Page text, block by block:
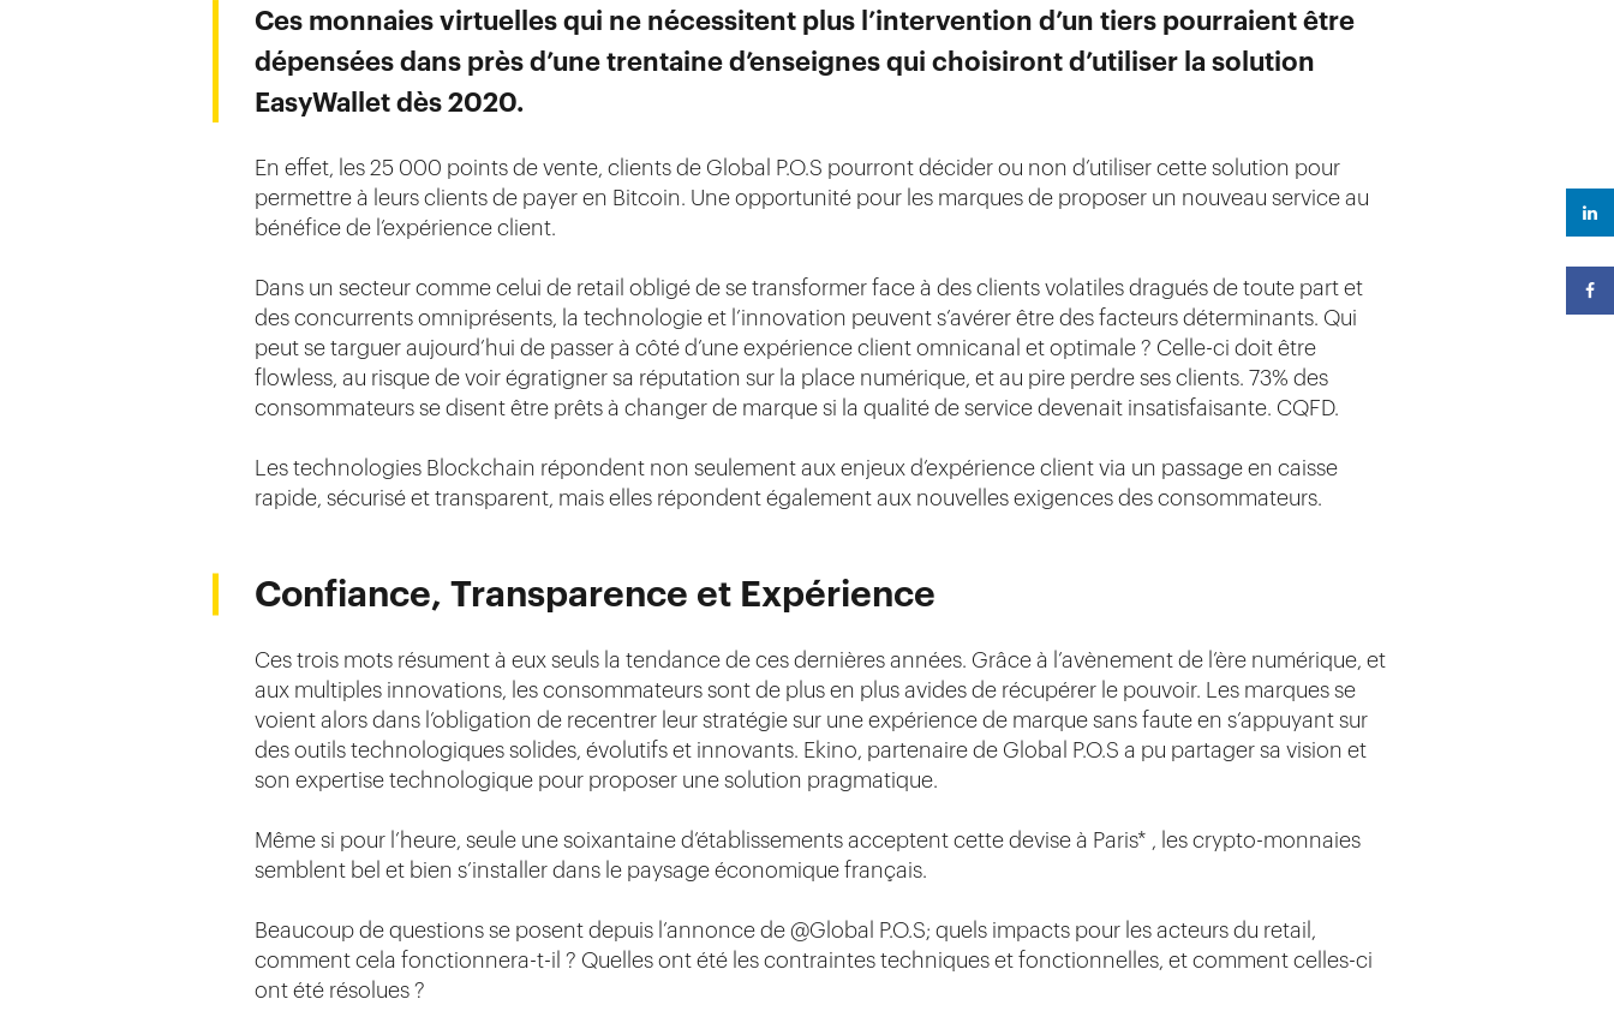
Ces monnaies virtuelles qui ne nécessitent plus l’intervention d’un tiers pourraient être
dépensées dans près d’une trentaine d’enseignes qui choisiront d’utiliser la solution
EasyWallet dès 2020.
En effet, les 25 000 points de vente, clients de Global P.O.S pourront décider ou non d’utiliser cette solution pour
permettre à leurs clients de payer en Bitcoin. Une opportunité pour les marques de proposer un nouveau service au
bénéfice de l’expérience client.
Dans un secteur comme celui de retail obligé de se transformer face à des clients volatiles dragués de toute part et
des concurrents omniprésents, la technologie et l’innovation peuvent s’avérer être des facteurs déterminants. Qui
peut se targuer aujourd’hui de passer à côté d’une expérience client omnicanal et optimale ? Celle-ci doit être
flowless, au risque de voir égratigner sa réputation sur la place numérique, et au pire perdre ses clients. 73% des
consommateurs se disent être prêts à changer de marque si la qualité de service devenait insatisfaisante. CQFD.
Les technologies Blockchain répondent non seulement aux enjeux d’expérience client via un passage en caisse
rapide, sécurisé et transparent, mais elles répondent également aux nouvelles exigences des consommateurs.
Confiance, Transparence et Expérience
Ces trois mots résument à eux seuls la tendance de ces dernières années. Grâce à l’avènement de l’ère numérique, et
aux multiples innovations, les consommateurs sont de plus en plus avides de récupérer le pouvoir. Les marques se
voient alors dans l’obligation de recentrer leur stratégie sur une expérience de marque sans faute en s’appuyant sur
des outils technologiques solides, évolutifs et innovants. Ekino, partenaire de Global P.O.S a pu partager sa vision et
son expertise technologique pour proposer une solution pragmatique.
Même si pour l’heure, seule une soixantaine d’établissements acceptent cette devise à Paris* , les crypto-monnaies
semblent bel et bien s’installer dans le paysage économique français.
Beaucoup de questions se posent depuis l’annonce de @Global P.O.S; quels impacts pour les acteurs du retail,
comment cela fonctionnera-t-il ? Quelles ont été les contraintes techniques et fonctionnelles, et comment celles-ci
ont été résolues ?